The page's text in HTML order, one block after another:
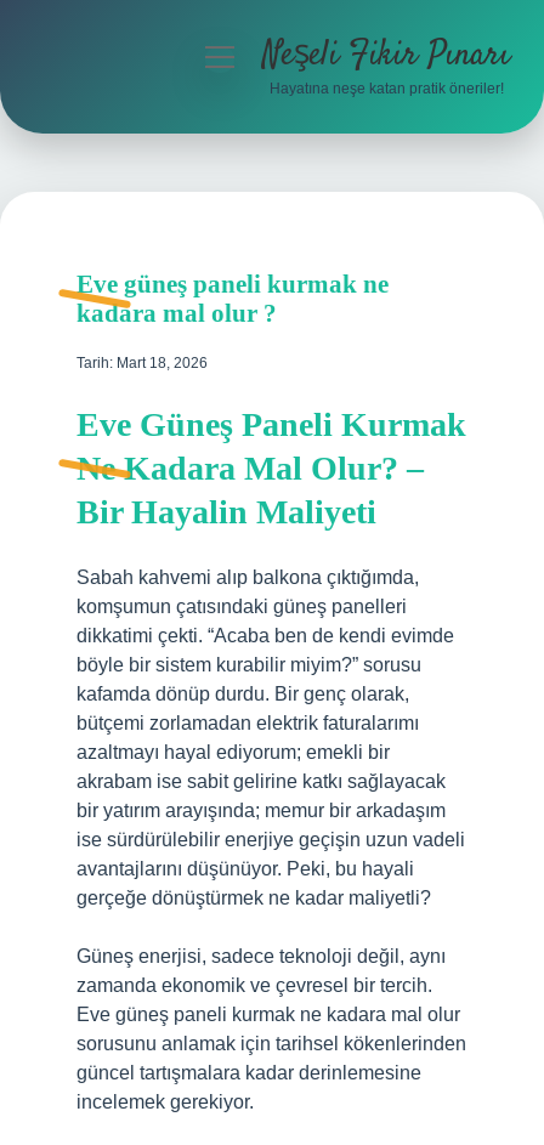
Hakkımızda
menüyüNeşeli Fikir Pınarı
Hayatına neşe katan pratik öneriler!
Eve güneş paneli kurmak ne
kadara mal olur ?
Tarih: Mart 18, 2026
Eve Güneş Paneli Kurmak
Ne Kadara Mal Olur? –
Bir Hayalin Maliyeti
Sabah kahvemi alıp balkona çıktığımda,
komşumun çatısındaki güneş panelleri
dikkatimi çekti. “Acaba ben de kendi evimde
böyle bir sistem kurabilir miyim?” sorusu
kafamda dönüp durdu. Bir genç olarak,
bütçemi zorlamadan elektrik faturalarımı
azaltmayı hayal ediyorum; emekli bir
akrabam ise sabit gelirine katkı sağlayacak
bir yatırım arayışında; memur bir arkadaşım
ise sürdürülebilir enerjiye geçişin uzun vadeli
avantajlarını düşünüyor. Peki, bu hayali
gerçeğe dönüştürmek ne kadar maliyetli?
Güneş enerjisi, sadece teknoloji değil, aynı
zamanda ekonomik ve çevresel bir tercih.
Eve güneş paneli kurmak ne kadara mal olur
sorusunu anlamak için tarihsel kökenlerinden
güncel tartışmalara kadar derinlemesine
incelemek gerekiyor.